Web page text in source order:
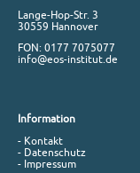
Lange-Hop-Str. 3
30559 Hannover
FON: 0177 7075077
info@eos-institut.de
Information
- Kontakt
- Datenschutz
- Impressum